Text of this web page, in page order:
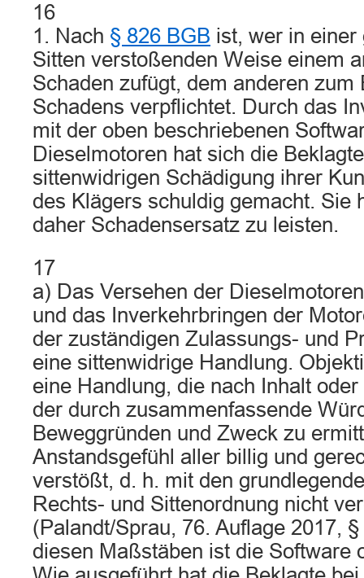
16
1. Nach § 826 BGB ist, wer in einer
Sitten verstoßenden Weise einem
Schaden zufügt, dem anderen zum
Schadens verpflichtet. Durch das
mit der oben beschriebenen
Dieselmotoren hat sich die
sittenwidrigen Schädigung ihrer
des Klägers schuldig gemacht. Sie
daher Schadensersatz zu leisten.
17
a) Das Versehen der
und das Inverkehrbringen der
der zuständigen Zulassungs- und
eine sittenwidrige Handlung.
eine Handlung, die nach Inhalt
der durch zusammenfassende
Beweggründen und Zweck zu
Anstandsgefühl aller billig und
verstößt, d. h. mit den
Rechts- und Sittenordnung nicht
(Palandt/Sprau, 76. Auflage 2017,
diesen Maßstäben ist die Software